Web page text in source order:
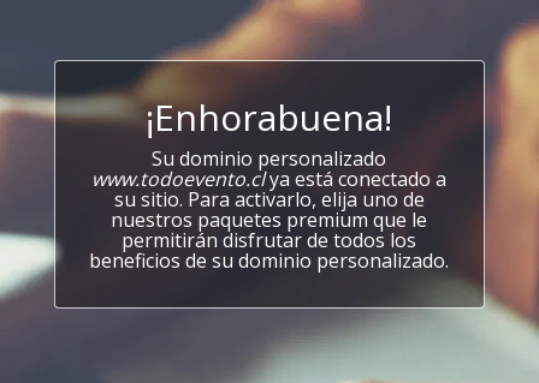
¡Enhorabuena!
Su dominio personalizado
www.todoevento.clya está conectado a
su sitio. Para activarlo, elija uno de
nuestros paquetes premium que le
permitirán disfrutar de todos los
beneficios de su dominio personalizado.